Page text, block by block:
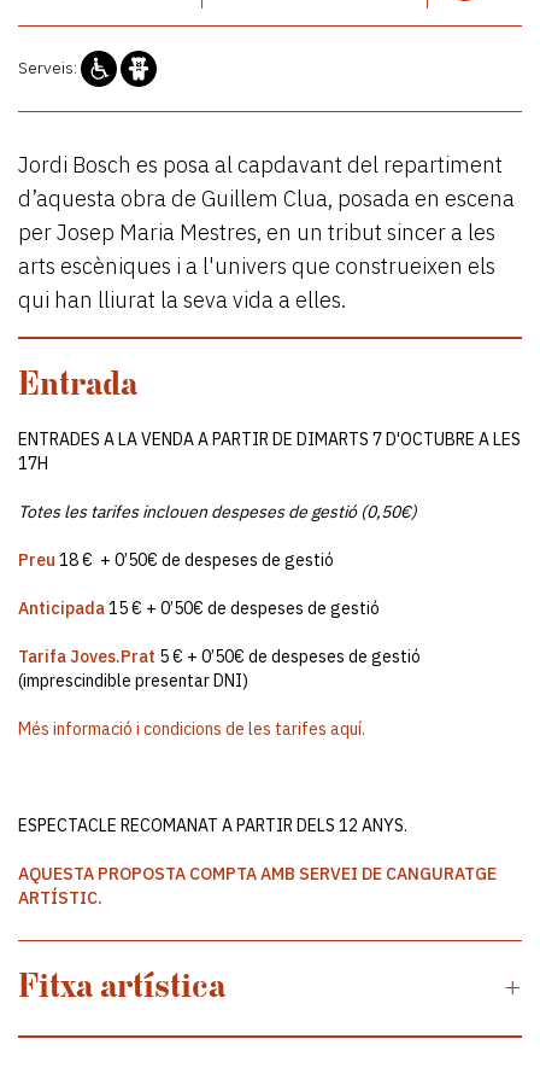
Serveis:
Jordi Bosch es posa al capdavant del repartiment
d’aquesta obra de Guillem Clua, posada en escena
per Josep Maria Mestres, en un tribut sincer a les
arts escèniques i a l'univers que construeixen els
qui han lliurat la seva vida a elles.
Entrada
ENTRADES A LA VENDA A PARTIR DE DIMARTS 7 D'OCTUBRE A LES
17H
Totes les tarifes inclouen despeses de gestió (0,50€)
Preu 18 € + 0’50€ de despeses de gestió
Anticipada15 € + 0’50€ de despeses de gestió
Tarifa Joves.Prat 5 € + 0’50€ de despeses de gestió
(imprescindible presentar DNI)
Més informació i condicions de les tarifes aquí.
ESPECTACLE RECOMANAT A PARTIR DELS 12 ANYS.
AQUESTA PROPOSTA COMPTA AMB SERVEI DE CANGURATGE
ARTÍSTIC.
Fitxa artística +